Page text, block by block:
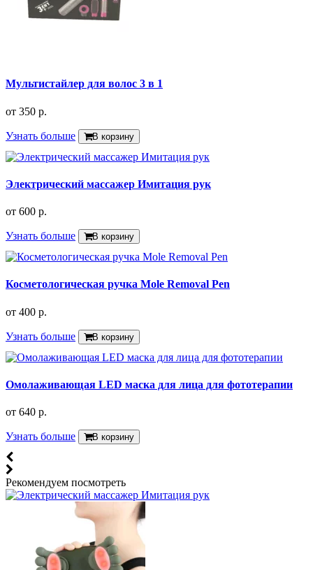
Мультистайлер для волос 3 в 1
от 350 р.
Узнать больше В корзину
Электрический массажер Имитация рук
от 600 р.
Узнать больше В корзину
Косметологическая ручка Mole Removal Pen
от 400 р.
Узнать больше В корзину
Омолаживающая LED маска для лица для фототерапии
от 640 р.
Узнать больше В корзину
Рекомендуем посмотреть